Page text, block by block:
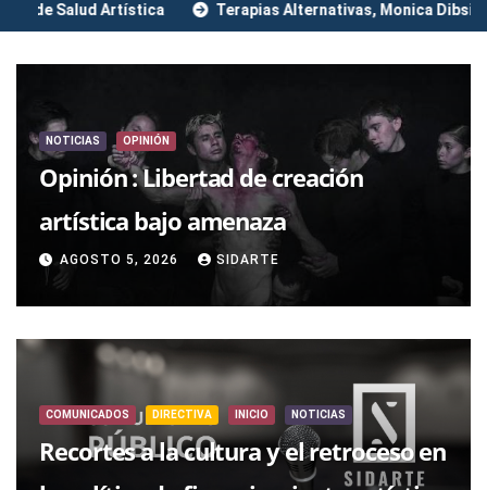
Farmacia Popular Recoleta Centro de Salud Artística
NOTICIAS OPINIÓN
Opinión : Libertad de creación
artística bajo amenaza
AGOSTO 5, 2026 SIDARTE
COMUNICADOS DIRECTIVA INICIO NOTICIAS
Recortes a la cultura y el retroceso en